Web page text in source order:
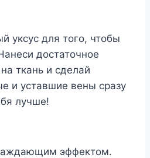
уксус для того, чтобы
достаточное
ткань и сделай
и уставшие вены сразу
лучше!
эффектом.